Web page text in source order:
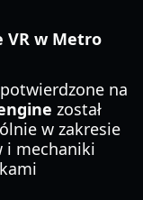
VR w Metro
na
został
w zakresie
i mechaniki